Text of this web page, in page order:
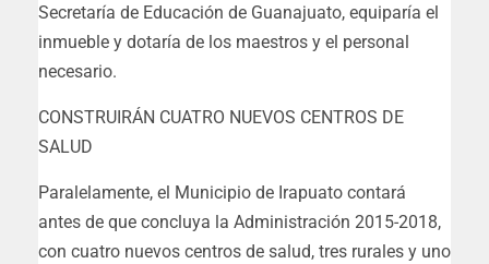
Secretaría de Educación de Guanajuato, equiparía el
inmueble y dotaría de los maestros y el personal
necesario.
CONSTRUIRÁN CUATRO NUEVOS CENTROS DE
SALUD
Paralelamente, el Municipio de Irapuato contará
antes de que concluya la Administración 2015-2018,
con cuatro nuevos centros de salud, tres rurales y uno